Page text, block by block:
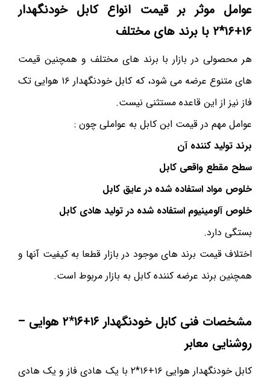
عوامل موثر بر قیمت انواع کابل خودنگهدار
۱۶+۱۶*۲ با برند های مختلف
هر محصولی در بازار با برند های مختلف و همچنین قیمت
های متنوع عرضه می شود، که کابل خودنگهدار ۱۶ هوایی تک
فاز نیز از این قاعده مستثنی نیست.
عوامل مهم در قیمت ابن کابل به عواملی چون :
برند تولید کننده آن
سطح مقطع واقعی کابل
خلوص مواد استفاده شده در عایق کابل
خلوص آلومینیوم استفاده شده در تولید هادی کابل
بستگی دارد.
اختلاف قیمت برند های موجود در بازار قطعا به کیفیت آنها و
همچنین برند عرضه کننده کابل به بازار مربوط است.
مشخصات فنی کابل خودنگهدار ۱۶+۱۶*۲ هوایی –
روشنایی معابر
کابل خودنگهدار هوایی ۱۶+۱۶*۲ با یک هادی فاز و یک هادی